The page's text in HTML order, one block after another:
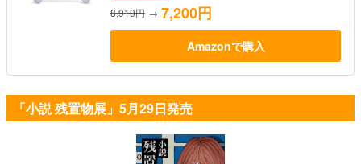
8,910円 → 7,200円
Amazonで購入
「小説 残置物展」5月29日発売